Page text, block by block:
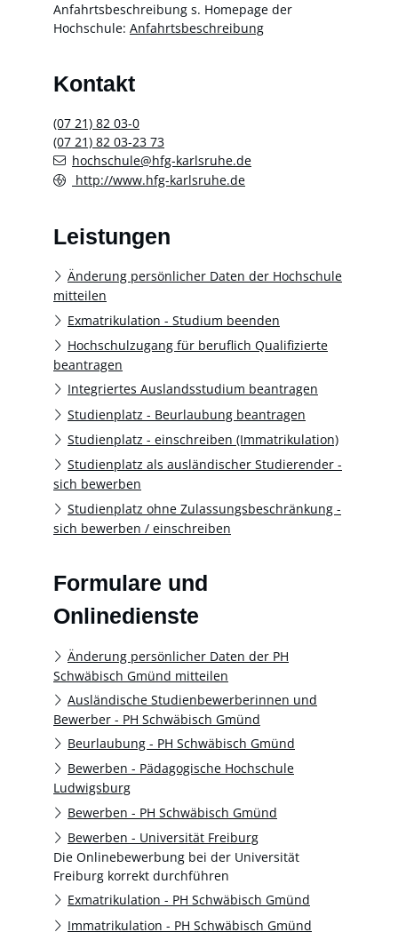
Anfahrtsbeschreibung s. Homepage der
Hochschule: Anfahrtsbeschreibung
Kontakt
(07 21) 82 03-0
(07 21) 82 03-23 73
hochschule@hfg-karlsruhe.de
http://www.hfg-karlsruhe.de
Leistungen
Änderung persönlicher Daten der Hochschule
mitteilen
Exmatrikulation - Studium beenden
Hochschulzugang für beruflich Qualifizierte
beantragen
Integriertes Auslandsstudium beantragen
Studienplatz - Beurlaubung beantragen
Studienplatz - einschreiben (Immatrikulation)
Studienplatz als ausländischer Studierender -
sich bewerben
Studienplatz ohne Zulassungsbeschränkung -
sich bewerben / einschreiben
Formulare und
Onlinedienste
Änderung persönlicher Daten der PH
Schwäbisch Gmünd mitteilen
Ausländische Studienbewerberinnen und
Bewerber - PH Schwäbisch Gmünd
Beurlaubung - PH Schwäbisch Gmünd
Bewerben - Pädagogische Hochschule
Ludwigsburg
Bewerben - PH Schwäbisch Gmünd
Bewerben - Universität Freiburg
Die Onlinebewerbung bei der Universität
Freiburg korrekt durchführen
Exmatrikulation - PH Schwäbisch Gmünd
Immatrikulation - PH Schwäbisch Gmünd